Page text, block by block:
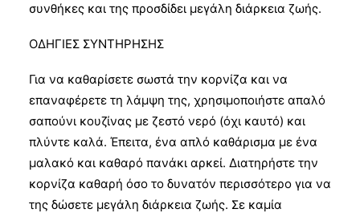
συνθήκες και της προσδίδει μεγάλη διάρκεια ζωής.
ΟΔΗΓΙΕΣ ΣΥΝΤΗΡΗΣΗΣ
Για να καθαρίσετε σωστά την κορνίζα και να
επαναφέρετε τη λάμψη της, χρησιμοποιήστε απαλό
σαπούνι κουζίνας με ζεστό νερό (όχι καυτό) και
πλύντε καλά. Έπειτα, ένα απλό καθάρισμα με ένα
μαλακό και καθαρό πανάκι αρκεί. Διατηρήστε την
κορνίζα καθαρή όσο το δυνατόν περισσότερο για να
της δώσετε μεγάλη διάρκεια ζωής. Σε καμία